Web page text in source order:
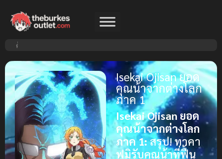
Isekai Ojisan ยอด
คุณน้าจากต่างโลก
ภาค 1
Isekai Ojisan ยอด
คุณน้าจากต่างโลก
ภาค 1:สรุป! ทาคา
ฟูมิรับคุณน้าที่ฟื้น